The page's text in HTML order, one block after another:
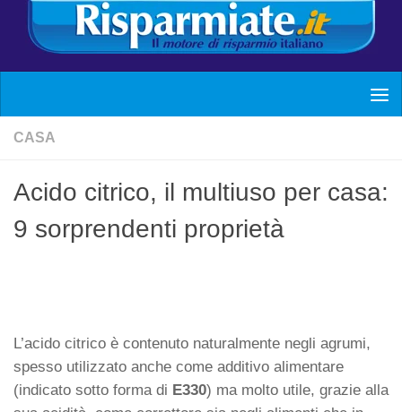
CASA
Acido citrico, il multiuso per casa:
9 sorprendenti proprietà
L’acido citrico è contenuto naturalmente negli agrumi,
spesso utilizzato anche come additivo alimentare
(indicato sotto forma di E330) ma molto utile, grazie alla